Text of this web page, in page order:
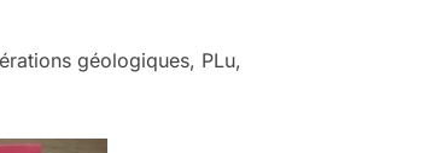
géologiques, PLu,